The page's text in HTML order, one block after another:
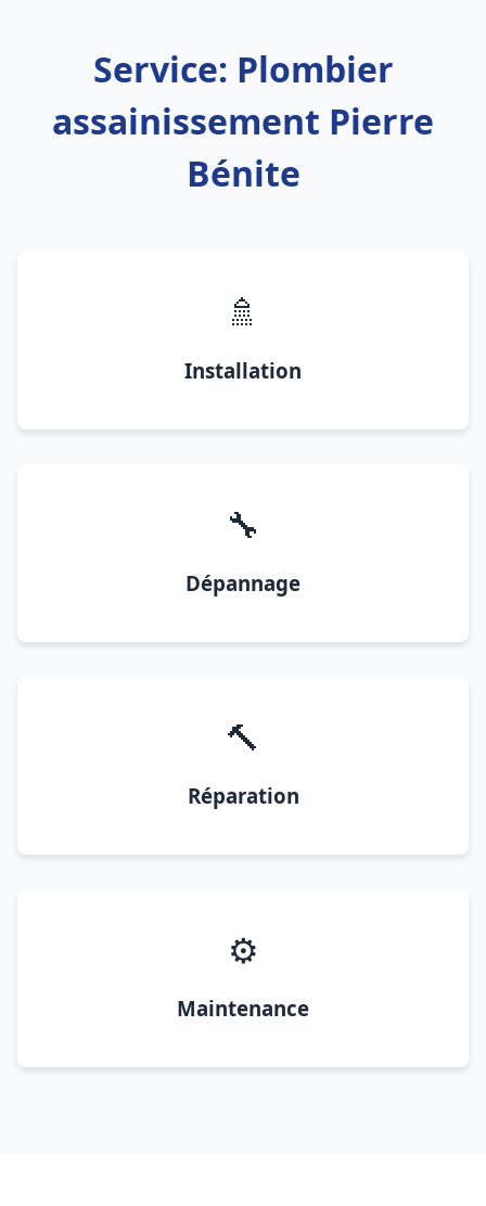
Service: Plombier
assainissement Pierre
Bénite
🚿
Installation
🔧
Dépannage
🔨
Réparation
⚙️
Maintenance